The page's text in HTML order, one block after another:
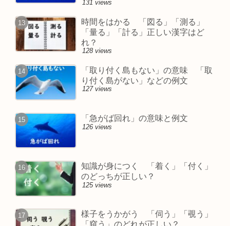
131 views
時間をはかる 「図る」「測る」
「量る」「計る」正しい漢字はど
れ？
128 views
「取り付く島もない」の意味 「取
り付く島がない」などの例文
127 views
「急がば回れ」の意味と例文
126 views
知識が身につく 「着く」「付く」
のどっちが正しい？
125 views
様子をうかがう 「伺う」「覗う」